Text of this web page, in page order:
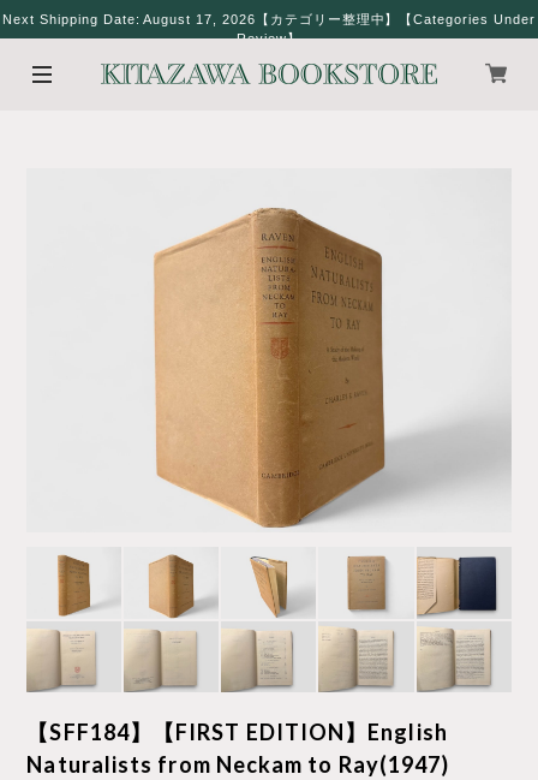
Next Shipping Date: August 17, 2026【カテゴリー整理中】【Categories Under
Review】
【SFF184】【FIRST EDITION】English
Naturalists from Neckam to Ray(1947)